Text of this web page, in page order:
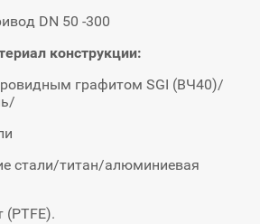
DN 50 -300
конструкции:
графитом SGI (ВЧ40)/
стали/титан/алюминиевая
(PTFE).